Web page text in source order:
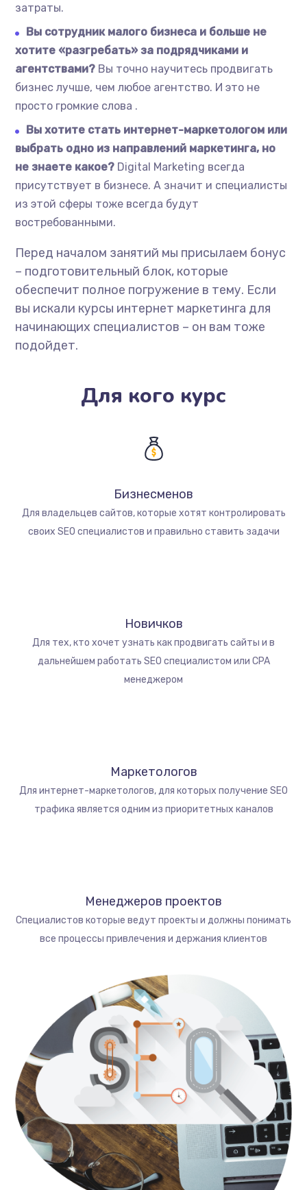
затраты.
Вы сотрудник малого бизнеса и больше не
хотите «разгребать» за подрядчиками и
агентствами? Вы точно научитесь продвигать
бизнес лучше, чем любое агентство. И это не
просто громкие слова .
Вы хотите стать интернет-маркетологом или
выбрать одно из направлений маркетинга, но
не знаете какое? Digital Marketing всегда
присутствует в бизнесе. А значит и специалисты
из этой сферы тоже всегда будут
востребованными.
Перед началом занятий мы присылаем бонус
– подготовительный блок, которые
обеспечит полное погружение в тему. Если
вы искали курсы интернет маркетинга для
начинающих специалистов – он вам тоже
подойдет.
Для кого курс
Бизнесменов
Для владельцев сайтов, которые хотят контролировать
своих SEO специалистов и правильно ставить задачи
Новичков
Для тех, кто хочет узнать как продвигать сайты и в
дальнейшем работать SEO специалистом или CPA
менеджером
Маркетологов
Для интернет-маркетологов, для которых получение SEO
трафика является одним из приоритетных каналов
Менеджеров проектов
Специалистов которые ведут проекты и должны понимать
все процессы привлечения и держания клиентов